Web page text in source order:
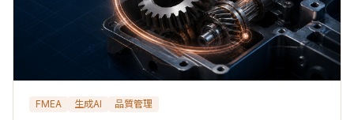
FMEA 生成AI 品質管理